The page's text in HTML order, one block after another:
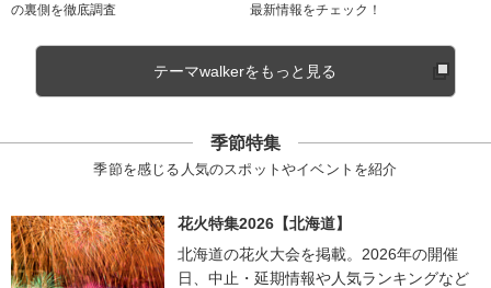
の裏側を徹底調査
最新情報をチェック！
テーマwalkerをもっと見る
季節特集
季節を感じる人気のスポットやイベントを紹介
花火特集2026【北海道】
北海道の花火大会を掲載。2026年の開催
日、中止・延期情報や人気ランキングなど